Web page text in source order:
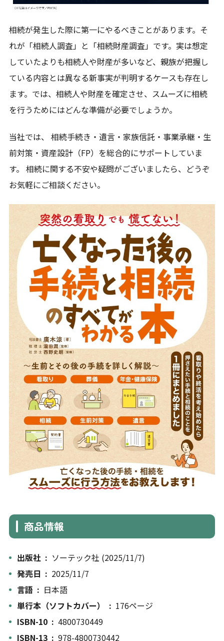
相続が発生した際に第一にやるべきことがあります。そ
れが「相続人調査」と「相続財産調査」です。実は想定
していたよりも相続人や財産が多いなど、親族が把握し
ている内容とは異なる新事実が判明するケースも存在し
ます。では、相続人や財産を確定させ、スムーズに相続
を行うためにはどんな準備が必要でしょうか。
当社では、 相続手続き・遺言・家族信託・事業承継・生
前対策・資産設計（FP）を総合的にサポートしていま
す。 相続に関する不安や疑問がございましたら、どうぞ
お気軽にご相談ください。
商品情報
出版社 ‏ : ‎ ソーテック社 (2025/11/7)
発売日 ‏ : ‎ 2025/11/7
言語 ‏ : ‎ 日本語
単行本（ソフトカバー） ‏ : ‎ 176ページ
ISBN-10 ‏ : ‎ 4800730449
ISBN-13 ‏ : ‎ 978-4800730442